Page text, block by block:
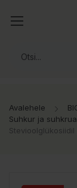
Avalehele
Suhkur ja